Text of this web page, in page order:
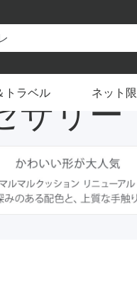
トラベル ネット
サリー